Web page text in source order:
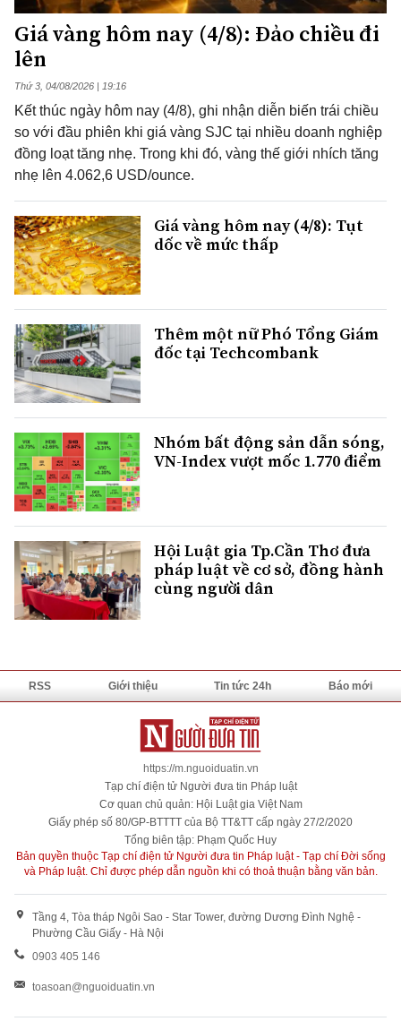
Giá vàng hôm nay (4/8): Đảo chiều đi
lên
Thứ 3, 04/08/2026 | 19:16
Kết thúc ngày hôm nay (4/8), ghi nhận diễn biến trái chiều
so với đầu phiên khi giá vàng SJC tại nhiều doanh nghiệp
đồng loạt tăng nhẹ. Trong khi đó, vàng thế giới nhích tăng
nhẹ lên 4.062,6 USD/ounce.
Giá vàng hôm nay (4/8): Tụt
dốc về mức thấp
Thêm một nữ Phó Tổng Giám
đốc tại Techcombank
Nhóm bất động sản dẫn sóng,
VN-Index vượt mốc 1.770 điểm
Hội Luật gia Tp.Cần Thơ đưa
pháp luật về cơ sở, đồng hành
cùng người dân
RSS Giới thiệu Tin tức 24h Báo mới
https://m.nguoiduatin.vn
Tạp chí điện tử Người đưa tin Pháp luật
Cơ quan chủ quản: Hội Luật gia Việt Nam
Giấy phép số 80/GP-BTTTT của Bộ TT&TT cấp ngày 27/2/2020
Tổng biên tập: Phạm Quốc Huy
Bản quyền thuộc Tạp chí điện tử Người đưa tin Pháp luật - Tạp chí Đời sống
và Pháp luật. Chỉ được phép dẫn nguồn khi có thoả thuận bằng văn bản.
Tầng 4, Tòa tháp Ngôi Sao - Star Tower, đường Dương Đình Nghệ -
Phường Cầu Giấy - Hà Nội
0903 405 146
toasoan@nguoiduatin.vn